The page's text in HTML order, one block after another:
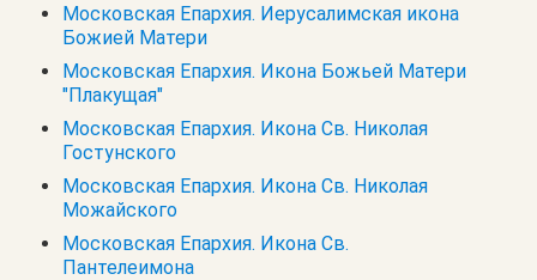
Московская Епархия. Иерусалимская икона
Божией Матери
Московская Епархия. Икона Божьей Матери
"Плакущая"
Московская Епархия. Икона Св. Николая
Гостунского
Московская Епархия. Икона Св. Николая
Можайского
Московская Епархия. Икона Св.
Пантелеимона